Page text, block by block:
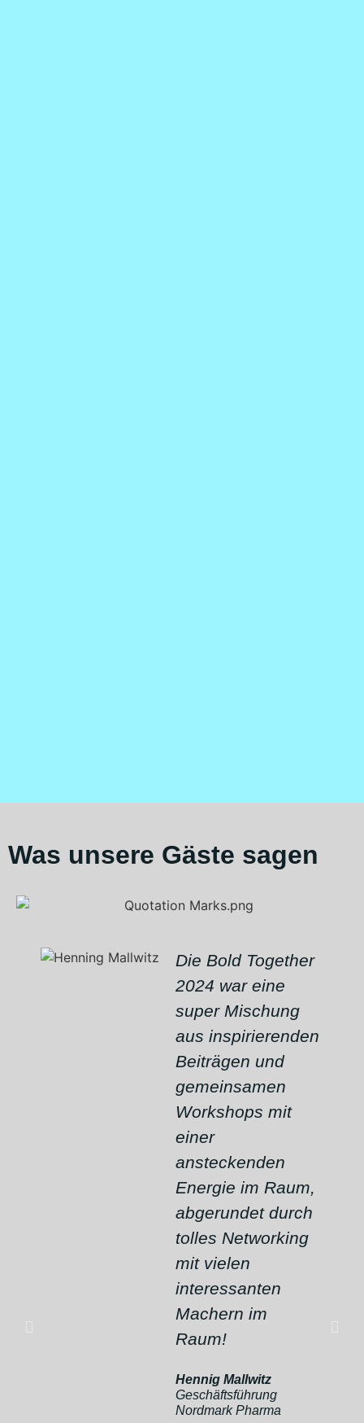
Was unsere Gäste sagen
Die Bold Together
2024 war eine
super Mischung
aus inspirierenden
Beiträgen und
gemeinsamen
Workshops mit
einer
ansteckenden
Energie im Raum,
abgerundet durch
tolles Networking
mit vielen
interessanten
Machern im
Raum!
Hennig Mallwitz
Geschäftsführung
Nordmark Pharma